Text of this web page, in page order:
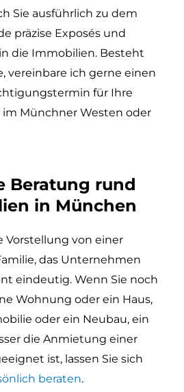
Sie ausführlich zu dem
präzise Exposés und
die Immobilien. Besteht
vereinbare ich gerne einen
für Ihre
Münchner Westen oder
Beratung rund
in München
Vorstellung von einer
das Unternehmen
eindeutig. Wenn Sie noch
Wohnung oder ein Haus,
oder ein Neubau, ein
die Anmietung einer
ist, lassen Sie sich
beraten.